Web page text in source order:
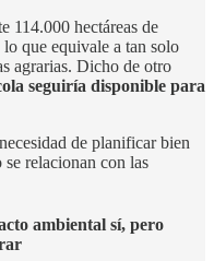
114.000 hectáreas de
que equivale a tan solo
agrarias. Dicho de otro
seguiría disponible para
de planificar bien
relacionan con las
ambiental sí, pero